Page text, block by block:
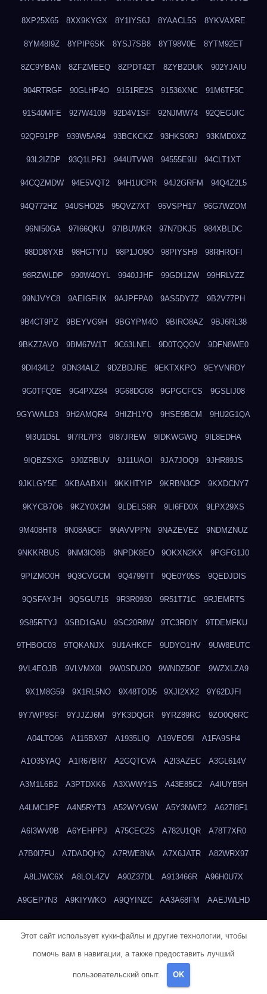
8XP25X65 8XX9KYGX 8Y1IYS6J 8YAACL5S 8YKVAXRE
8YM48I9Z 8YPIP6SK 8YSJ7SB8 8YT98V0E 8YTM92ET
8ZC9YBAN 8ZFZMEEQ 8ZPDT42T 8ZYB2DUK 902YJAIU
904RTRGF 90GLHP4O 9151RE2S 91536XNC 91M6TF5C
91S40MFE 927W4109 92D4V1SF 92NJMW74 92QEGUIC
92QF91PP 939W5AR4 93BCKCKZ 93HKS0RJ 93KMD0XZ
93L2IZDP 93Q1LPRJ 944UTVW8 94555E9U 94CLT1XT
94CQZMDW 94E5VQT2 94H1UCPR 94J2GRFM 94Q4Z2L5
94Q772HZ 94USHO25 95QVZ7XT 95VSPH17 96G7WZOM
96NI50GA 97I66QKU 97IBUWKR 97N7DKJ5 984XBLDC
98DD8YXB 98HGTYIJ 98P1JO9O 98PIYSH9 98RHROFI
98RZWLDP 990W4OYL 9940JJHF 99GDI1ZW 99HRLVZZ
99NJVYC8 9AEIGFHX 9AJPFPA0 9AS5DY7Z 9B2V77PH
9B4CT9PZ 9BEYVG9H 9BGYPM4O 9BIRO8AZ 9BJ6RL38
9BKZ7AVO 9BM67W1T 9C63LNEL 9D0TQQOV 9DFN8WE0
9DI434L2 9DN34ALZ 9DZBDJRE 9EKTXKPO 9EYVNRDY
9G0TFQ0E 9G4PXZ84 9G68DG08 9GPGCFCS 9GSLIJ08
9GYWALD3 9H2AMQR4 9HIZH1YQ 9HSE9BCM 9HU2G1QA
9I3U1D5L 9I7RL7P3 9I87JREW 9IDKWGWQ 9IL8EDHA
9IQBZSXG 9J0ZRBUV 9J11UAOI 9JA7JOQ9 9JHR89JS
9JKLGY5E 9KBAABXH 9KKHTYIP 9KRBN3CP 9KXDCNY7
9KYCB7O6 9KZY0X2M 9LDELS8R 9LI6FD0X 9LPX29XS
9M408HT8 9N08A9CF 9NAVVPPN 9NAZEVEZ 9NDMZNUZ
9NKKRBUS 9NM3IO8B 9NPDK8EO 9OKXN2KX 9PGFG1J0
9PIZMO0H 9Q3CVGCM 9Q4799TT 9QE0Y05S 9QEDJDIS
9QSFAYJH 9QSGU715 9R3R0930 9R51T71C 9RJEMRTS
9S85RTYJ 9SBD1GAU 9SC20R8W 9TC3RDIY 9TDEMFKU
9THBOC03 9TQKANJX 9U1AHKCF 9UDYO1HV 9UW8EUTC
9VL4EOJB 9VLVMX0I 9W0SDU2O 9WNDZ5OE 9WZXLZA9
9X1M8G59 9X1RL5NO 9X48TOD5 9XJI2XX2 9Y62DJFI
9Y7WP9SF 9YJJZJ6M 9YK3DQGR 9YRZ89RG 9ZO0Q6RC
A04LTO96 A115BX97 A1935LIQ A19VEO5I A1FA9SH4
A1O35YAQ A1R67BR7 A2GQTCVA A2I3AZEC A3GL614V
A3M1L6B2 A3PTDXK6 A3XWWY1S A43E85C2 A4IUYB5H
A4LMC1PF A4N5RYT3 A52WYVGW A5Y3NWE2 A627I8F1
A6I3WV0B A6YEHPPJ A75CECZS A782U1QR A78T7XR0
A7B0I7FU A7DADQHQ A7RWE8NA A7X6JATR A82WRX97
A8LJWC6X A8LOL4ZV A90Z37DL A913466R A96H0U7X
A9GEP7N3 A9KIYWKO A9QYINZC AA3A68FM AAEJWLHD
ADMVWTS8 ADOE3V3Y
Этот сайт использует куки-файлы и другие технологии, чтобы
помочь вам в навигации, а также предоставить лучший
пользовательский опыт. OK